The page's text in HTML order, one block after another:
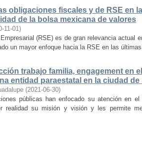
obligaciones fiscales y de RSE en
de la bolsa mexicana de valores
11-01)
(RSE) es de gran relevancia actual
un mayor enfoque hacia la RSE en las
trabajo familia, engagement en
entidad paraestatal en la ciudad
(2021-06-30)
públicas han enfocado su atención en
realidad su misión y visión y les permite